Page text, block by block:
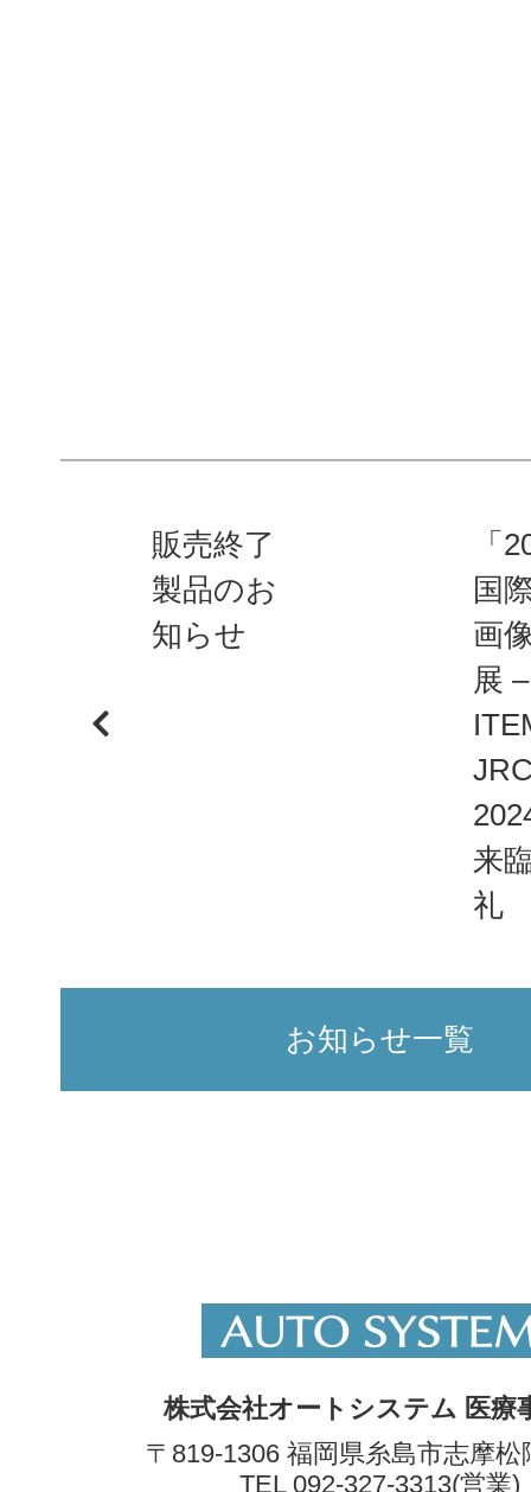
販売終了
製品のお
知らせ
「
国
画
展 –
来
礼
お知らせ一覧
株式会社オートシステム 医療
〒819-1306 福岡県糸島市志摩松
TEL 092-327-3313(営業)